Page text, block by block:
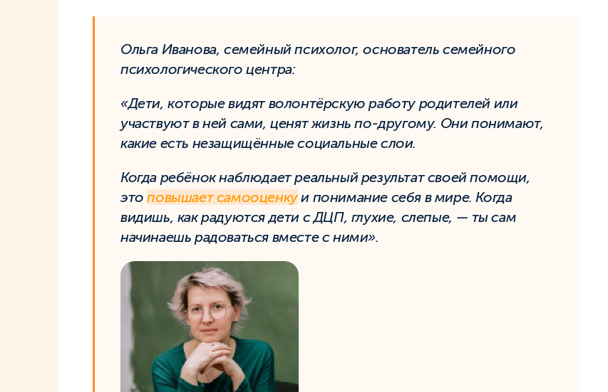
Ольга Иванова, семейный психолог, основатель семейного
психологического центра:
«Дети, которые видят волонтёрскую работу родителей или
участвуют в ней сами, ценят жизнь по-другому. Они понимают,
какие есть незащищённые социальные слои.
Когда ребёнок наблюдает реальный результат своей помощи,
этоповышает самооценкуи понимание себя в мире. Когда
видишь, как радуются дети с ДЦП, глухие, слепые, — ты сам
начинаешь радоваться вместе с ними».